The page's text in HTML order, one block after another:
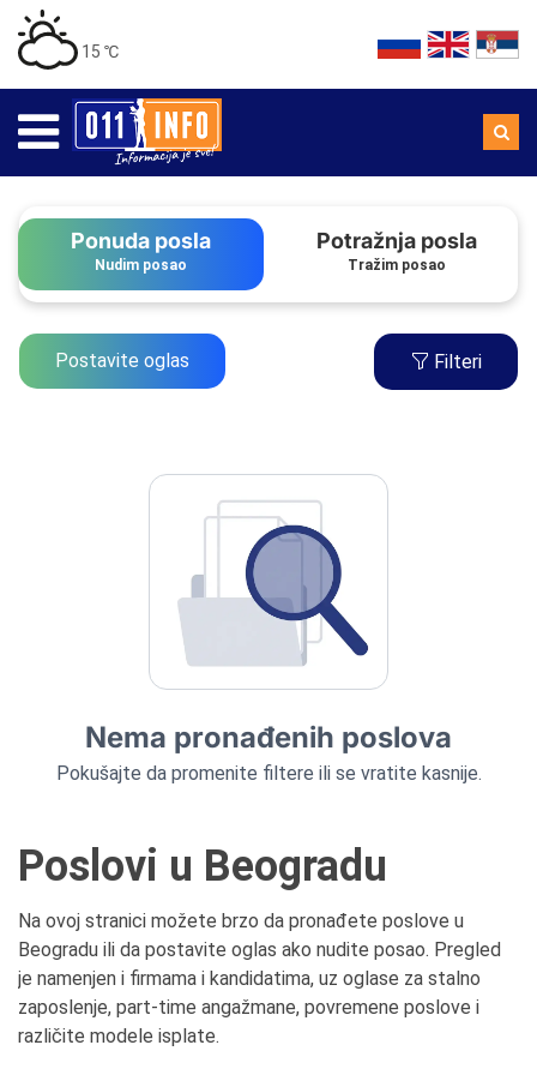
15 ℃
Ponuda posla
Nudim posao
Potražnja posla
Tražim posao
Postavite oglas Filteri
Nema pronađenih poslova
Pokušajte da promenite filtere ili se vratite kasnije.
Poslovi u Beogradu
Na ovoj stranici možete brzo da pronađete poslove u
Beogradu ili da postavite oglas ako nudite posao. Pregled
je namenjen i firmama i kandidatima, uz oglase za stalno
zaposlenje, part-time angažmane, povremene poslove i
različite modele isplate.